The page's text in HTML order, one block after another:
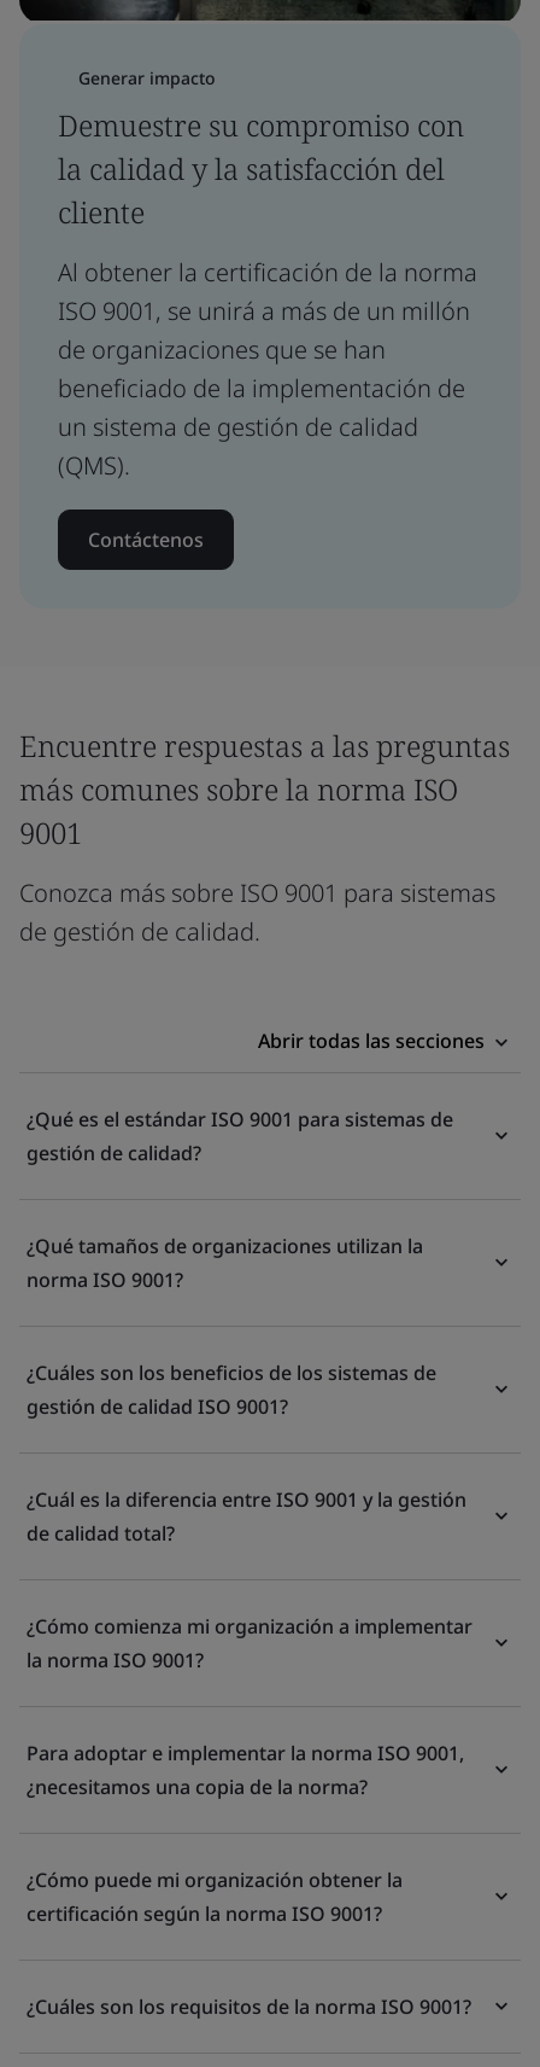
Generar impacto
Demuestre su compromiso con
la calidad y la satisfacción del
cliente
Al obtener la certificación de la norma
ISO 9001, se unirá a más de un millón
de organizaciones que se han
beneficiado de la implementación de
un sistema de gestión de calidad
(QMS).
Contáctenos
Encuentre respuestas a las preguntas
más comunes sobre la norma ISO
9001
Conozca más sobre ISO 9001 para sistemas
de gestión de calidad.
Abrir todas las secciones
¿Qué es el estándar ISO 9001 para sistemas de
gestión de calidad?
¿Qué tamaños de organizaciones utilizan la
norma ISO 9001?
¿Cuáles son los beneficios de los sistemas de
gestión de calidad ISO 9001?
¿Cuál es la diferencia entre ISO 9001 y la gestión
de calidad total?
¿Cómo comienza mi organización a implementar
la norma ISO 9001?
Para adoptar e implementar la norma ISO 9001,
¿necesitamos una copia de la norma?
¿Cómo puede mi organización obtener la
certificación según la norma ISO 9001?
¿Cuáles son los requisitos de la norma ISO 9001?